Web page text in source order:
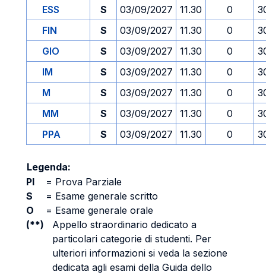
ESS S 03/09/2027 11.30 0
FIN
S 03/09/2027 11.30 0
GIO
S 03/09/2027 11.30 0
IM
S 03/09/2027 11.30 0
M
S 03/09/2027 11.30 0
MM
S 03/09/2027 11.30 0
PPA
S 03/09/2027 11.30 0
Legenda:
PI
= Prova Parziale
S
= Esame generale scritto
O
= Esame generale orale
(**)
Appello straordinario dedicato a
particolari categorie di studenti. Per
ulteriori informazioni si veda la sezione
dedicata agli esami della Guida dello